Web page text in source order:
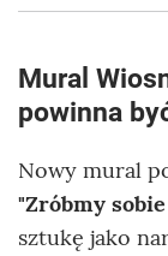
Mural
powinna
Nowy mural
"Zróbmy
sztukę jako